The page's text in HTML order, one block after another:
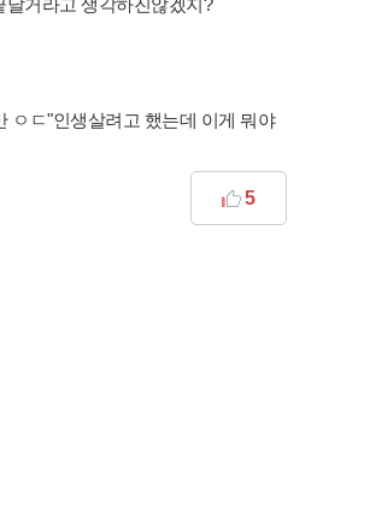
거라고 생각하진않겠지?
ㅇㄷ"인생살려고 했는데 이게 뭐야
5